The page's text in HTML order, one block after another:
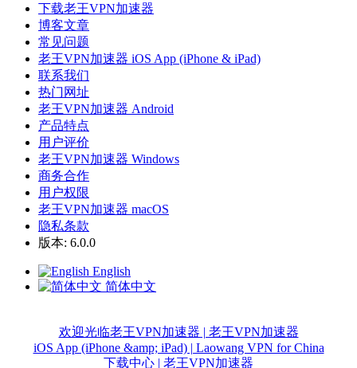
下载老王VPN加速器
博客文章
常见问题
老王VPN加速器 iOS App (iPhone & iPad)
联系我们
热门网址
老王VPN加速器 Android
产品特点
用户评价
老王VPN加速器 Windows
商务合作
用户权限
老王VPN加速器 macOS
隐私条款
版本: 6.0.0
English
简体中文
欢迎光临老王VPN加速器 | 老王VPN加速器
iOS App (iPhone &amp; iPad) | Laowang VPN for China
下载中心 | 老王VPN加速器